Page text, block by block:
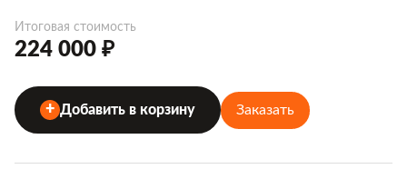
Итоговая стоимость
224 000 ₽
Добавить в корзину Заказать